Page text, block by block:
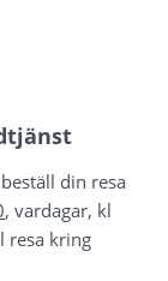
din resa
, vardagar, kl
resa kring